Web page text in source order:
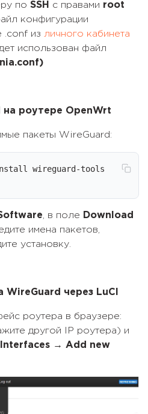
по SSH с правами root
конфигурации
.conf из личного кабинета
использован файл
на роутере OpenWrt
пакеты WireGuard:
wireguard-tools
, в поле Download
имена пакетов,
установку.
через LuCI
роутера в браузере:
другой IP роутера) и
→ Add new